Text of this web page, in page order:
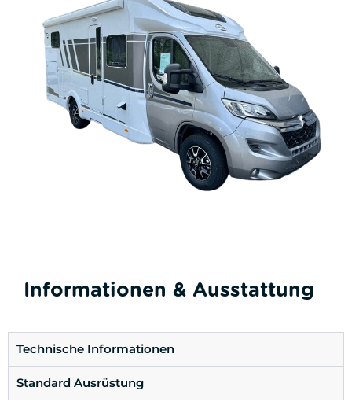
Informationen & Ausstattung
Technische Informationen
Standard Ausrüstung